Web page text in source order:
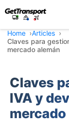
Home
Articles
Claves para
mercado alemán
Claves
IVA y